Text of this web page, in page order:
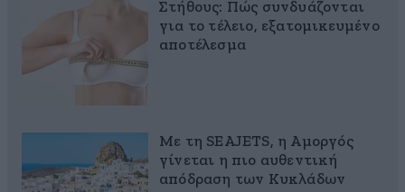
Στήθους: Πώς συνδυάζονται
για το τέλειο, εξατομικευμένο
αποτέλεσμα
Με τη SEAJETS, η Αμοργός
γίνεται η πιο αυθεντική
απόδραση των Κυκλάδων